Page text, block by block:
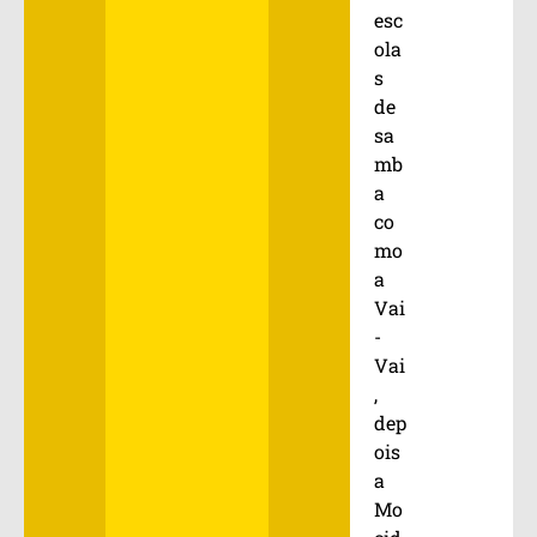
esc
ola
s
de
sa
mb
a
co
mo
a
Vai
-
Vai
,
dep
ois
a
Mo